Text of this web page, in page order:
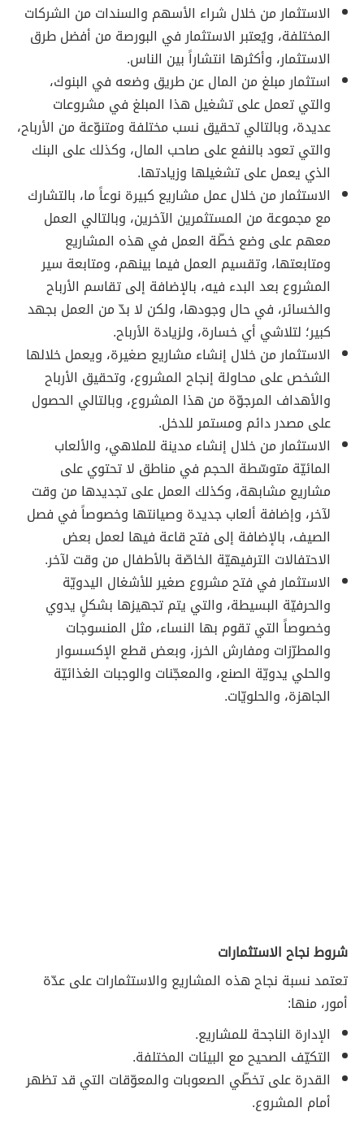
الاستثمار من خلال شراء الأسهم والسندات من الشركات
المختلفة، ويُعتبر الاستثمار في البورصة من أفضل طرق
الاستثمار، وأكثرها انتشاراً بين الناس.
استثمار مبلغ من المال عن طريق وضعه في البنوك،
والتي تعمل على تشغيل هذا المبلغ في مشروعات
عديدة، وبالتالي تحقيق نسب مختلفة ومتنوّعة من الأرباح،
والتي تعود بالنفع على صاحب المال، وكذلك على البنك
الذي يعمل على تشغيلها وزيادتها.
الاستثمار من خلال عمل مشاريع كبيرة نوعاً ما، بالتشارك
مع مجموعة من المستثمرين الآخرين، وبالتالي العمل
معهم على وضع خطّة العمل في هذه المشاريع
ومتابعتها، وتقسيم العمل فيما بينهم، ومتابعة سير
المشروع بعد البدء فيه، بالإضافة إلى تقاسم الأرباح
والخسائر، في حال وجودها، ولكن لا بدّ من العمل بجهد
كبير؛ لتلاشي أي خسارة، ولزيادة الأرباح.
الاستثمار من خلال إنشاء مشاريع صغيرة، ويعمل خلالها
الشخص على محاولة إنجاح المشروع، وتحقيق الأرباح
والأهداف المرجوّة من هذا المشروع، وبالتالي الحصول
على مصدر دائم ومستمر للدخل.
الاستثمار من خلال إنشاء مدينة للملاهي، والألعاب
المائيّة متوسّطة الحجم في مناطق لا تحتوي على
مشاريع مشابهة، وكذلك العمل على تجديدها من وقت
لآخر، وإضافة ألعاب جديدة وصيانتها وخصوصاً في فصل
الصيف، بالإضافة إلى فتح قاعة فيها لعمل بعض
الاحتفالات الترفيهيّة الخاصّة بالأطفال من وقت لآخر.
الاستثمار في فتح مشروع صغير للأشغال اليدويّة
والحرفيّة البسيطة، والتي يتم تجهيزها بشكلٍ يدوي
وخصوصاً التي تقوم بها النساء، مثل المنسوجات
والمطرّزات ومفارش الخرز، وبعض قطع الإكسسوار
والحلي يدويّة الصنع، والمعجّنات والوجبات الغذائيّة
الجاهزة، والحلويّات.
شروط نجاح الاستثمارات
تعتمد نسبة نجاح هذه المشاريع والاستثمارات على عدّة
أمور، منها:
الإدارة الناجحة للمشاريع.
التكيّف الصحيح مع البيئات المختلفة.
القدرة على تخطّي الصعوبات والمعوّقات التي قد تظهر
أمام المشروع.